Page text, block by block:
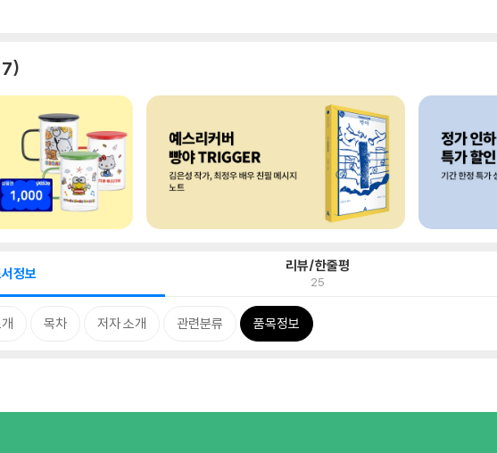
7
정보 리뷰/한줄평
25
목차 저자 소개 관련분류 품목정보